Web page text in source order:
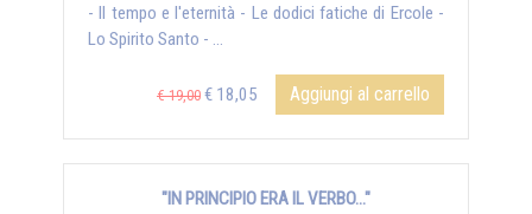
- Il tempo e l'eternità - Le dodici fatiche di Ercole -
Lo Spirito Santo - ...
€ 19,00 € 18,05 Aggiungi al carrello
"IN PRINCIPIO ERA IL VERBO..."